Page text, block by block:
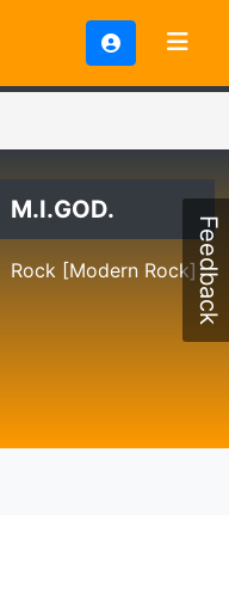
M.I.GOD.
Rock [Modern Rock]Feedback